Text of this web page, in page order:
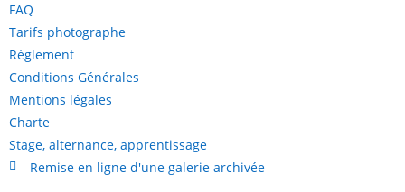
FAQ
Tarifs photographe
Règlement
Conditions Générales
Mentions légales
Charte
Stage, alternance, apprentissage
Remise en ligne d'une galerie archivée